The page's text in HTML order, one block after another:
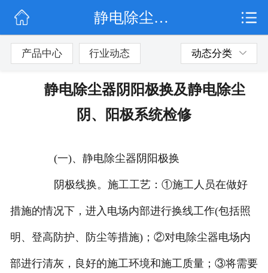
公司简介
产品展示
静电除尘器阴阳极换及静电除尘阴、阳极系统检修
产品中心 行业动态 动态分类
静电除尘器阴阳极换及静电除尘
阴、阳极系统检修
(一)、静电除尘器阴阳极换
阴极线换。施工工艺：①施工人员在做好
措施的情况下，进入电场内部进行换线工作(包括照
明、登高防护、防尘等措施)；②对电除尘器电场内
部进行清灰，良好的施工环境和施工质量；③将需要